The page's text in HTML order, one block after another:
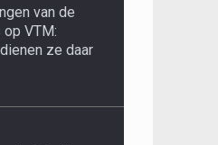
van de
op VTM:
ze daar